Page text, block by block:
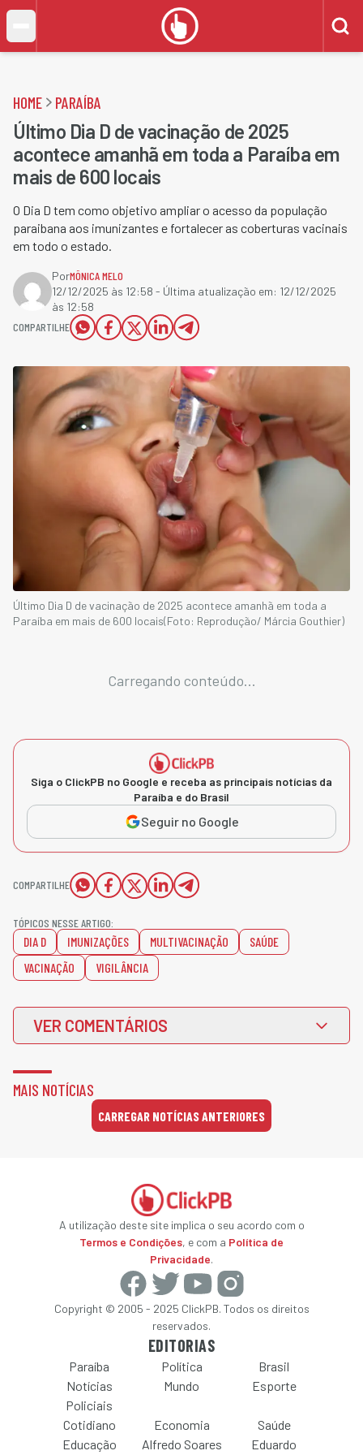
HOME PARAÍBA
Último Dia D de vacinação de 2025
acontece amanhã em toda a Paraíba em
mais de 600 locais
O Dia D tem como objetivo ampliar o acesso da população
paraibana aos imunizantes e fortalecer as coberturas vacinais
em todo o estado.
PorMÔNICA MELO
12/12/2025 às 12:58 - Última atualização em: 12/12/2025
às 12:58
COMPARTILHE
Último Dia D de vacinação de 2025 acontece amanhã em toda a
Paraíba em mais de 600 locais(Foto: Reprodução/ Márcia Gouthier)
Carregando conteúdo...
Siga o ClickPB no Google e receba as principais notícias da
Paraíba e do Brasil
Seguir no Google
COMPARTILHE
TÓPICOS NESSE ARTIGO:
DIA D IMUNIZAÇÕES MULTIVACINAÇÃO
SAÚDE
VACINAÇÃO
VIGILÂNCIA
VER COMENTÁRIOS
MAIS NOTÍCIAS
CARREGAR NOTÍCIAS ANTERIORES
A utilização deste site implica o seu acordo com o
Termos e Condições, e com a Política de
Privacidade.
Copyright © 2005 - 2025 ClickPB. Todos os direitos
reservados.
EDITORIAS
Paraíba Política
Brasil
Notícias
Policiais
Mundo Esporte
Cotidiano Economia
Saúde
Educação
Alfredo Soares Eduardo